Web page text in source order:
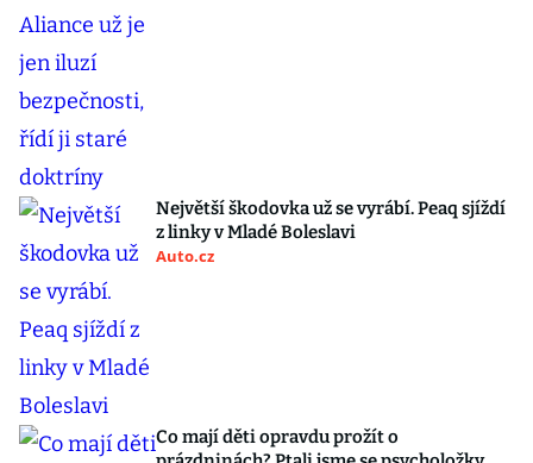
Největší škodovka už se vyrábí. Peaq sjíždí
z linky v Mladé Boleslavi
Auto.cz
Co mají děti opravdu prožít o